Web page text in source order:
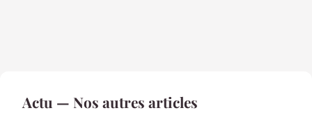
Actu — Nos autres articles